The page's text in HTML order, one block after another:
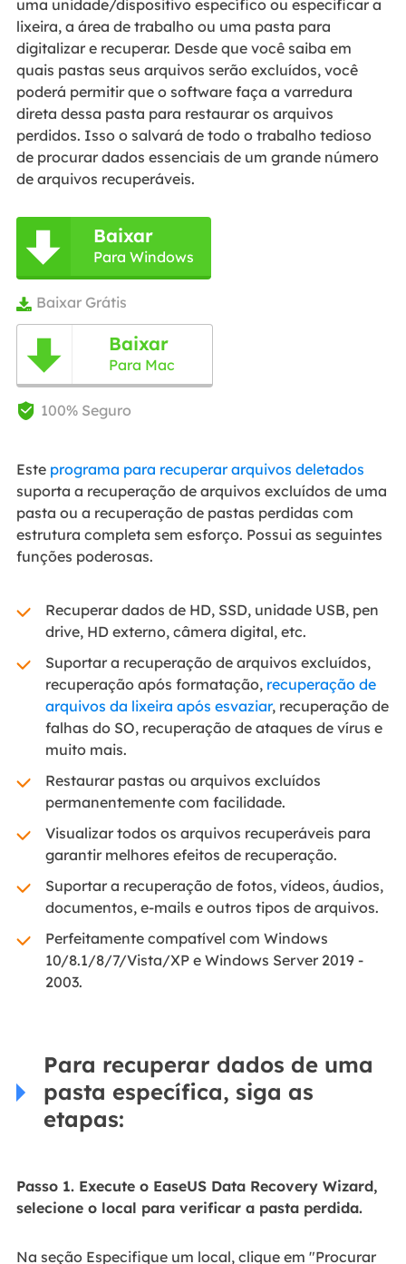
uma unidade/dispositivo específico ou especificar a
lixeira, a área de trabalho ou uma pasta para
digitalizar e recuperar. Desde que você saiba em
quais pastas seus arquivos serão excluídos, você
poderá permitir que o software faça a varredura
direta dessa pasta para restaurar os arquivos
perdidos. Isso o salvará de todo o trabalho tedioso
de procurar dados essenciais de um grande número
de arquivos recuperáveis.
 Baixar
Para Windows
 Baixar Grátis
 Baixar
Para Mac
 100% Seguro
Este programa para recuperar arquivos deletados
suporta a recuperação de arquivos excluídos de uma
pasta ou a recuperação de pastas perdidas com
estrutura completa sem esforço. Possui as seguintes
funções poderosas.
Recuperar dados de HD, SSD, unidade USB, pen
drive, HD externo, câmera digital, etc.
Suportar a recuperação de arquivos excluídos,
recuperação após formatação, recuperação de
arquivos da lixeira após esvaziar, recuperação de
falhas do SO, recuperação de ataques de vírus e
muito mais.
Restaurar pastas ou arquivos excluídos
permanentemente com facilidade.
Visualizar todos os arquivos recuperáveis para
garantir melhores efeitos de recuperação.
Suportar a recuperação de fotos, vídeos, áudios,
documentos, e-mails e outros tipos de arquivos.
Perfeitamente compatível com Windows
10/8.1/8/7/Vista/XP e Windows Server 2019 -
2003.
Para recuperar dados de uma
pasta específica, siga as
etapas:
Passo 1. Execute o EaseUS Data Recovery Wizard,
selecione o local para verificar a pasta perdida.
Na seção Especifique um local, clique em "Procurar